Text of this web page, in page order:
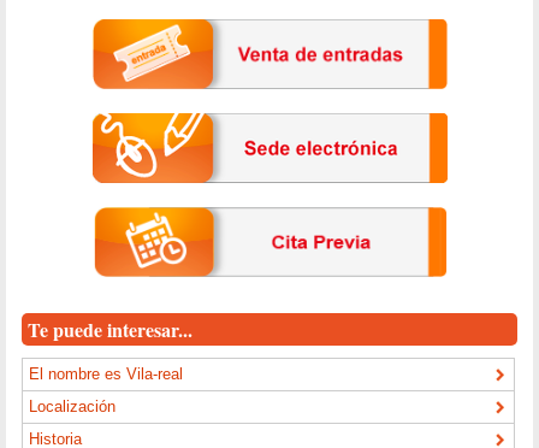
Te puede interesar...
El nombre es Vila-real
Localización
Historia